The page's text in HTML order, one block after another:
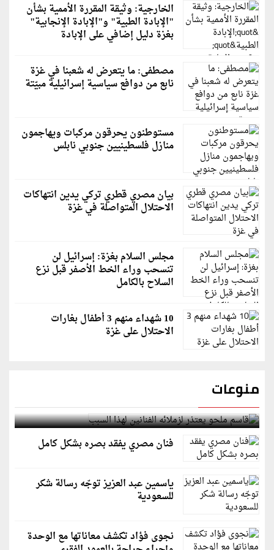
الخارجية: وثيقة المقررة الأممية بشأن
"الإبادة الطبية" و"الإبادة الإنجابية"
بغزة دليل إضافي على الإبادة
مصطفى: ما يتعرض له شعبنا في غزة
نابع من دوافع سياسية إسرائيلية مبيّتة
مستوطنون يحرقون مركبات ويهاجمون
منازل فلسطينيين جنوبي نابلس
بيان مصري قطري تركي يدين انتهاكات
الاحتلال المتواصلة في غزة
مجلس السلام بغزة: إسرائيل لن
تنسحب وراء الخط الأصفر قبل نزع
السلاح بالكامل
10 شهداء منهم 3 أطفال بغارات
الاحتلال على غزة
منوعات
قاسم ملحو يعتذر لزملائه الفنانين لهذا السبب
فنان مصري يفقد بصره بشكل كامل
ياسمين عبد العزيز توجّه رسالة شكر
للسعودية
نجوى فؤاد تكشف معاناتها مع الوحدة